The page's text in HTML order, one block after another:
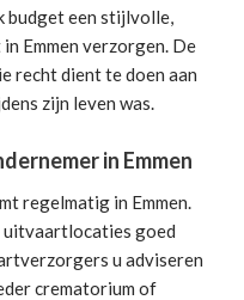
budget een stijlvolle,
Emmen verzorgen. De
recht dient te doen aan
zijn leven was.
in Emmen
regelmatig in Emmen.
goed
u adviseren
crematorium of